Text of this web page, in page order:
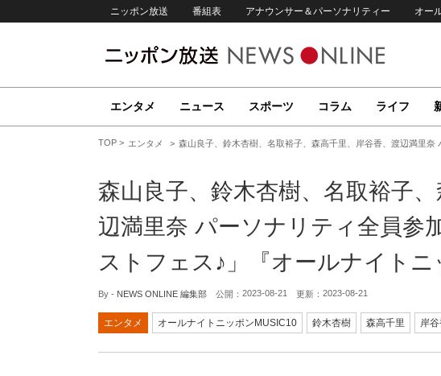
ニッポン放送 番組表 アナウンサー＆パーソナリティー オー
エンタメ ニュース スポーツ コラム ライフ
TOP エンタメ 森山良子、鈴木杏樹、名取裕子、森高千里、岸谷香、渡辺満里
森山良子、鈴木杏樹、名取裕子
辺満里奈 パーソナリティ全員参
ストフェス♪」『オールナイト
By - NEWS ONLINE 編集部 公開： 2023-08-21 更新： 2023-08-21
エンタメ オールナイトニッポンMUSIC10 鈴木杏樹 森高千里 岸